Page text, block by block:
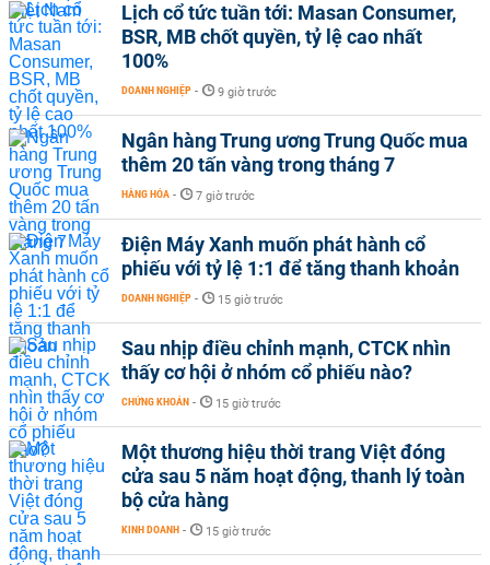
Lịch cổ tức tuần tới: Masan Consumer,
BSR, MB chốt quyền, tỷ lệ cao nhất
100%
DOANH NGHIỆP - 9 giờ trước
Ngân hàng Trung ương Trung Quốc mua
thêm 20 tấn vàng trong tháng 7
HÀNG HÓA - 7 giờ trước
Điện Máy Xanh muốn phát hành cổ
phiếu với tỷ lệ 1:1 để tăng thanh khoản
DOANH NGHIỆP - 15 giờ trước
Sau nhịp điều chỉnh mạnh, CTCK nhìn
thấy cơ hội ở nhóm cổ phiếu nào?
CHỨNG KHOÁN - 15 giờ trước
Một thương hiệu thời trang Việt đóng
cửa sau 5 năm hoạt động, thanh lý toàn
bộ cửa hàng
KINH DOANH - 15 giờ trước